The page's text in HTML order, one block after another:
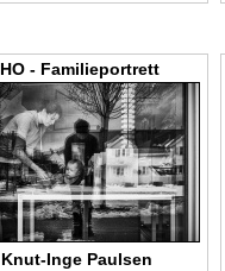
HO - Familieportrett
Knut-Inge Paulsen